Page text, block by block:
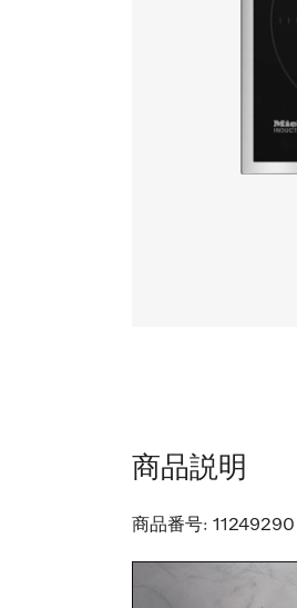
商品説明
商品番号: 11249290